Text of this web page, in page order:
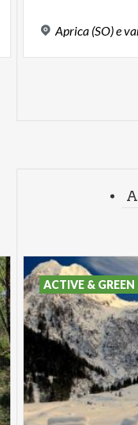
Aprica (SO)e
ACTIVE & GREEN